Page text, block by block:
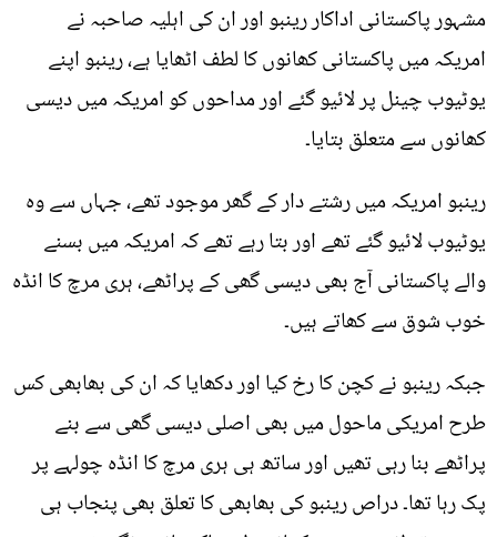
مشہور پاکستانی اداکار رینبو اور ان کی اہلیہ صاحبہ نے
امریکہ میں پاکستانی کھانوں کا لطف اٹھایا ہے، رینبو اپنے
یوٹیوب چینل پر لائیو گئے اور مداحوں کو امریکہ میں دیسی
کھانوں سے متعلق بتایا۔
رینبو امریکہ میں رشتے دار کے گھر موجود تھے، جہاں سے وہ
یوٹیوب لائیو گئے تھے اور بتا رہے تھے کہ امریکہ میں بسنے
والے پاکستانی آج بھی دیسی گھی کے پراٹھے، ہری مرچ کا انڈہ
خوب شوق سے کھاتے ہیں۔
جبکہ رینبو نے کچن کا رخ کیا اور دکھایا کہ ان کی بھابھی کس
طرح امریکی ماحول میں بھی اصلی دیسی گھی سے بنے
پراٹھے بنا رہی تھیں اور ساتھ ہی ہری مرچ کا انڈہ چولہے پر
پک رہا تھا۔ دراص رینبو کی بھابھی کا تعلق بھی پنجاب ہی